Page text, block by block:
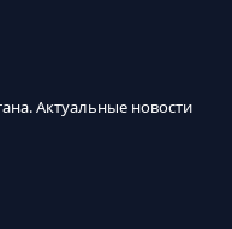
Актуальные новости